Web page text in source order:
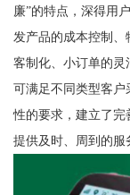
廉”的特点，深得用
发产品的成本控制
客制化、小订单的灵
可满足不同类型客
性的要求，建立了完
提供及时、周到的服